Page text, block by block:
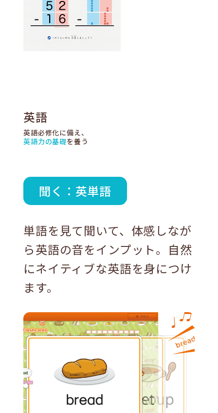
英語
英語必修化に備え、
英語力の基礎を養う
聞く：英単語
単語を見て聞いて、体感しなが
ら英語の音をインプット。自然
にネイティブな英語を身につけ
ます。